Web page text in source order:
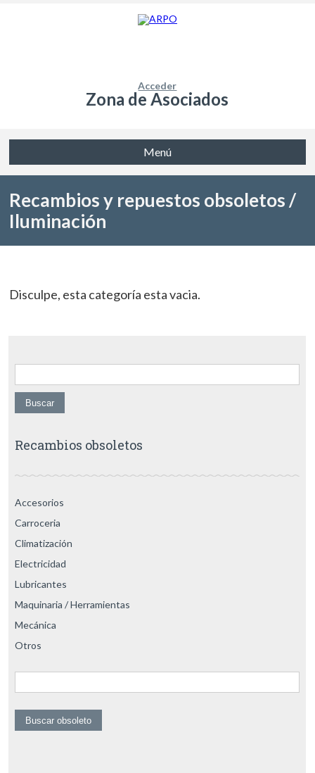
Acceder
Zona de Asociados
Menú
Recambios y repuestos obsoletos /
Iluminación
Disculpe, esta categoría esta vacia.
Buscar:
Recambios obsoletos
Accesorios
Carroceria
Climatización
Electricidad
Lubricantes
Maquinaria / Herramientas
Mecánica
Otros